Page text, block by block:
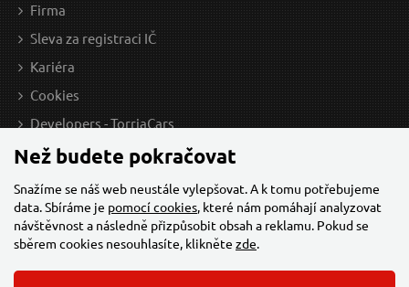
Firma
Sleva za registraci IČ
Kariéra
Cookies
Developers - TorriaCars
Než budete pokračovat
Snažíme se náš web neustále vylepšovat. A k tomu potřebujeme
data. Sbíráme je pomocí cookies, které nám pomáhají analyzovat
návštěvnost a následně přizpůsobit obsah a reklamu. Pokud se
sběrem cookies nesouhlasíte, klikněte zde.